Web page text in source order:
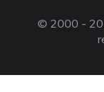
© 2000 -